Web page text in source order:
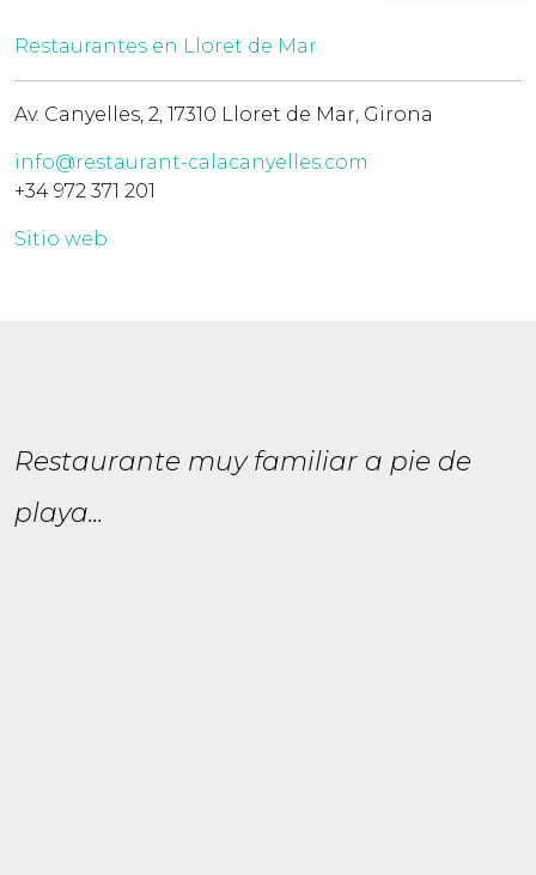
Restaurantes en Lloret de Mar
Av. Canyelles, 2, 17310 Lloret de Mar, Girona
info@restaurant-calacanyelles.com
+34 972 371 201
Sitio web
Restaurante muy familiar a pie de
playa...